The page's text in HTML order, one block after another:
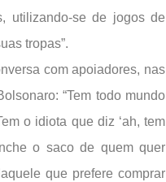
utilizando-se de jogos de
tropas”.
com apoiadores, nas
“Tem todo mundo
o idiota que diz ‘ah, tem
o saco de quem quer
que prefere comprar